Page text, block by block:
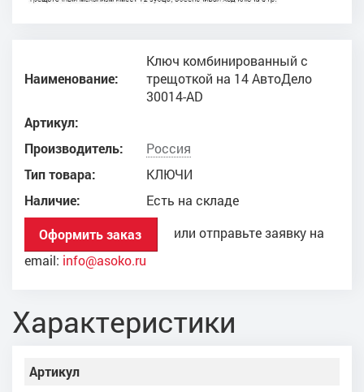
Наименование:
Ключ комбинированный с
трещоткой на 14 АвтоДело
30014-AD
Артикул:
Производитель:
Россия
Тип товара:
КЛЮЧИ
Наличие:
Есть на складе
Оформить заказ
или отправьте заявку на
email: info@asoko.ru
Характеристики
Артикул